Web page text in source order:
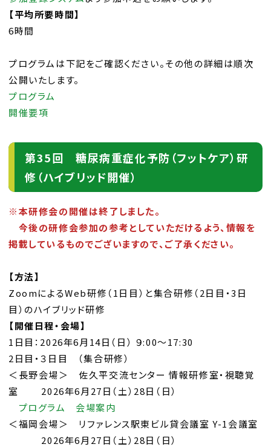
【平均所要時間】
6時間
プログラムは下記をご確認ください。その他の詳細は順次
公開いたします。
プログラム
開催要項
第35回 糖尿病重症化予防（フットケア）研
修 （ハイブリッド開催）
※本研修会の開催は終了しました。
今後の研修会参加の参考としていただけるよう、情報を
掲載しているものでございますので、ご了承ください。
【方法】
ZoomによるWeb研修（1日目）と集合研修（2日目・3日
目）のハイブリッド研修
【開催日程・会場】
1日目：2026年6月14日（日） ９:00～17:30
2日目・３日目 （集合研修）
＜長野会場＞ 佐久平交流センター 情報研修室・視聴覚
室 2026年6月27日（土）28日（日）
プログラム
会場案内
＜福岡会場＞ リファレンス駅東ビル貸会議室 Y-1会議室
2026年6月27日（土）28日（日）